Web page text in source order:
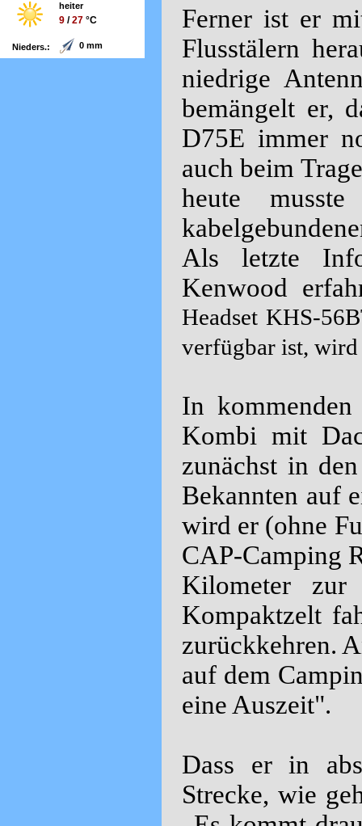
heiter
9 /27 °C
Nieders.: 0 mm
Ferner ist er
Flusstälern
niedrige
bemängelt er,
D75E immer
auch beim
heute
Als letzte
Kenwood
Headset KHS-
verfügbar ist, wird
In
Kombi mit
zunächst in
Bekannten auf
wird er (ohne
CAP-Camping
Kilometer zur
Kompaktzelt
zurückkehren.
auf dem
eine Auszeit".
Dass er in
Strecke, wie